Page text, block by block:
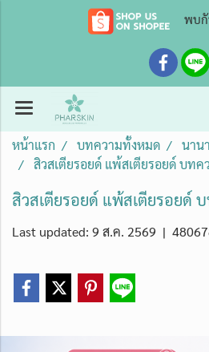
พบกั
หน้าแรก บทความทั้งหมด
นาน
สิวสเตียรอยด์ แพ้สเตียรอยด์ บทค
สิวสเตียรอยด์ แพ้สเตียรอยด์
Last updated: 9 ส.ค. 2569 |